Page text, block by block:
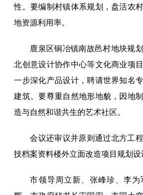
性。要编制村镇体系规划，盘活农
地资源利用率。
鹿泉区铜冶镇南故邑村地块规
北创意设计协作中心等文化商业项
一步深化产品设计，聘请世界知名
建筑。要尊重自然地形地貌，因地
造与自然和谐共生的艺术社区。
会议还审议并原则通过北方工
技档案资料楼外立面改造项目规划设
市领导周立新、张峰珍、李